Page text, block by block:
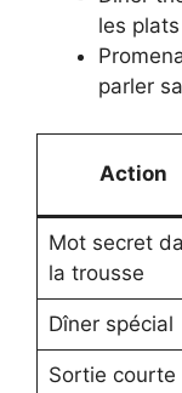
les
parler
Action
Mot secret
la trousse
Dîner spécial
Sortie courte